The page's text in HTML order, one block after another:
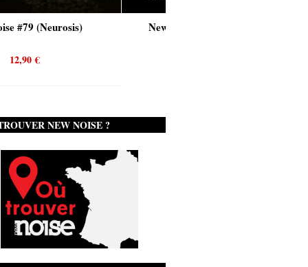
New Noise #80 (Genghis Tron)
NEW NOISE ?